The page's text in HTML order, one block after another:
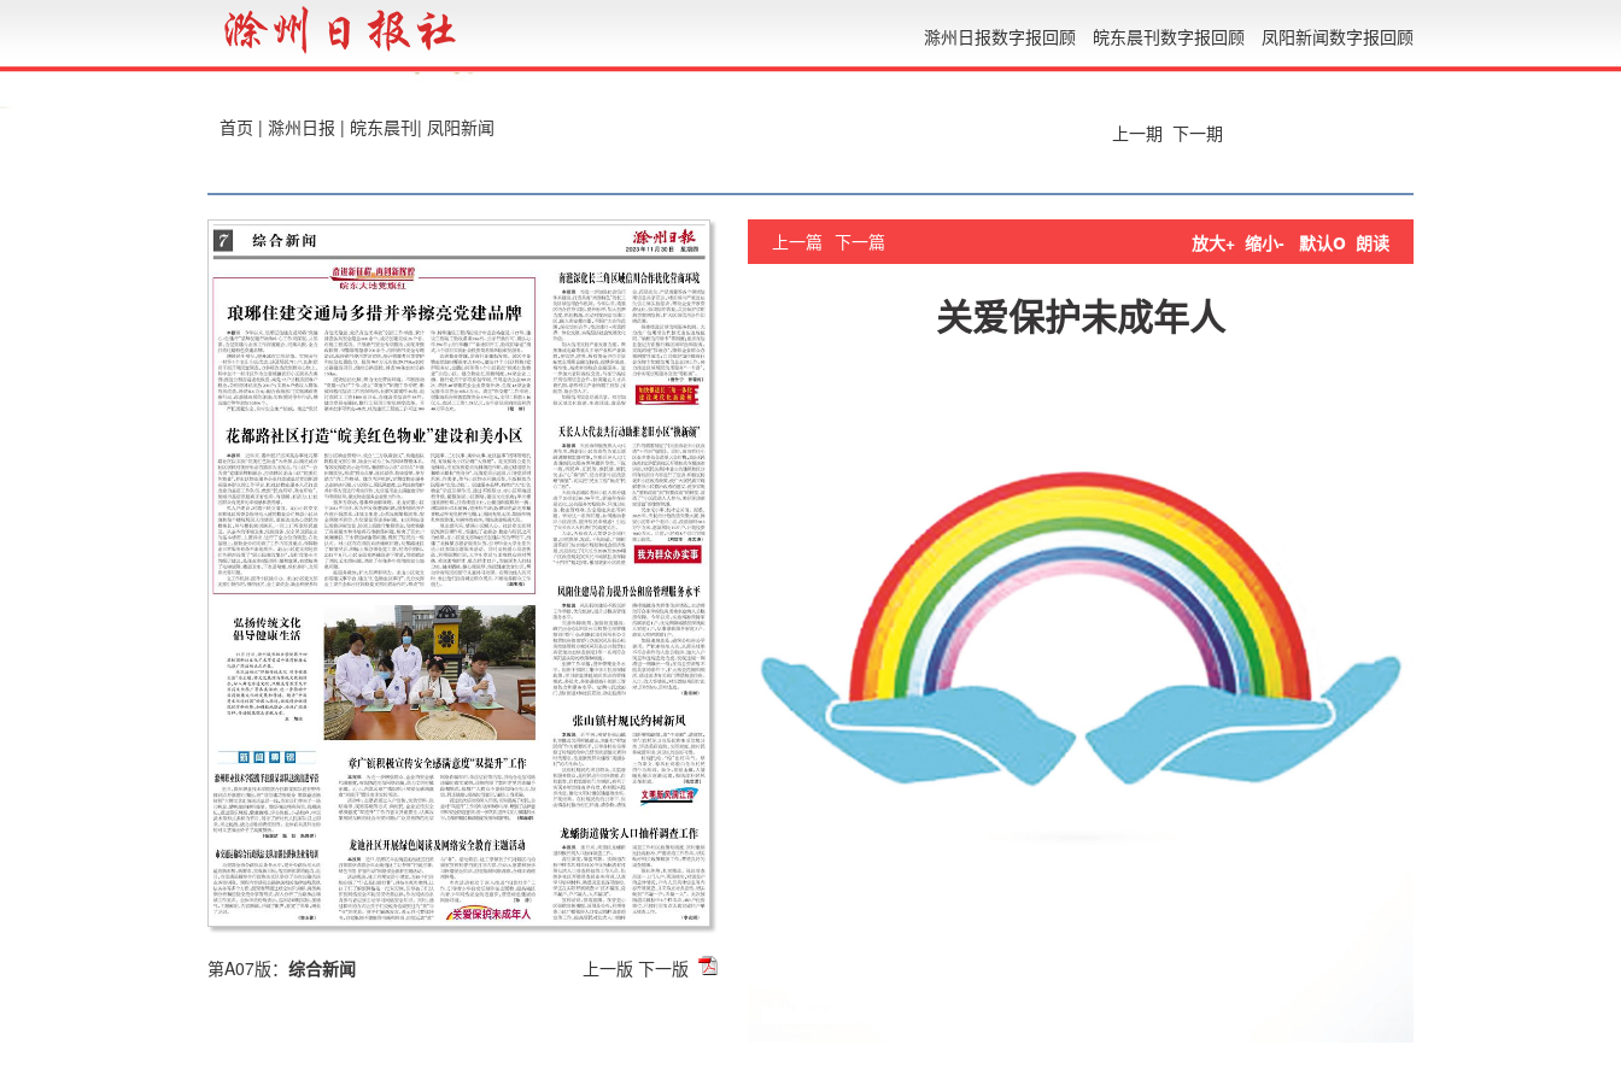
滁州日报数字报回顾 皖东晨刊数字报回顾 凤阳新闻数字报回顾
首页 | 滁州日报 | 皖东晨刊| 凤阳新闻 上一期 下一期
第A07版： 综合新闻 上一版 下一版
上一篇 下一篇 放大+ 缩小- 默认o 朗读
关爱保护未成年人